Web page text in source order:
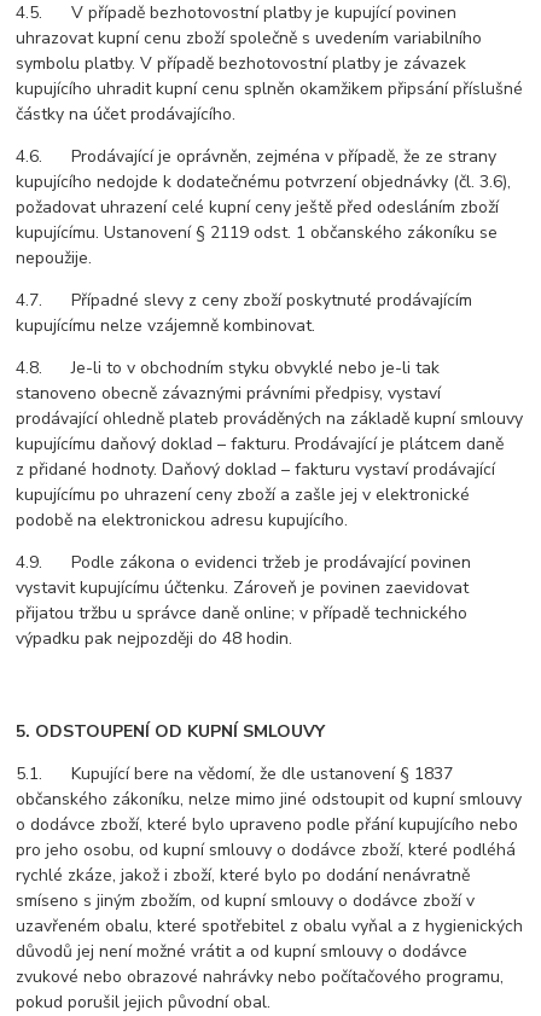
4.5. V případě bezhotovostní platby je kupující povinen
uhrazovat kupní cenu zboží společně s uvedením variabilního
symbolu platby. V případě bezhotovostní platby je závazek
kupujícího uhradit kupní cenu splněn okamžikem připsání příslušné
částky na účet prodávajícího.
4.6. Prodávající je oprávněn, zejména v případě, že ze strany
kupujícího nedojde k dodatečnému potvrzení objednávky (čl. 3.6),
požadovat uhrazení celé kupní ceny ještě před odesláním zboží
kupujícímu. Ustanovení § 2119 odst. 1 občanského zákoníku se
nepoužije.
4.7. Případné slevy z ceny zboží poskytnuté prodávajícím
kupujícímu nelze vzájemně kombinovat.
4.8. Je-li to v obchodním styku obvyklé nebo je-li tak
stanoveno obecně závaznými právními předpisy, vystaví
prodávající ohledně plateb prováděných na základě kupní smlouvy
kupujícímu daňový doklad – fakturu. Prodávající je plátcem daně
z přidané hodnoty. Daňový doklad – fakturu vystaví prodávající
kupujícímu po uhrazení ceny zboží a zašle jej v elektronické
podobě na elektronickou adresu kupujícího.
4.9. Podle zákona o evidenci tržeb je prodávající povinen
vystavit kupujícímu účtenku. Zároveň je povinen zaevidovat
přijatou tržbu u správce daně online; v případě technického
výpadku pak nejpozději do 48 hodin.
5. ODSTOUPENÍ OD KUPNÍ SMLOUVY
5.1. Kupující bere na vědomí, že dle ustanovení § 1837
občanského zákoníku, nelze mimo jiné odstoupit od kupní smlouvy
o dodávce zboží, které bylo upraveno podle přání kupujícího nebo
pro jeho osobu, od kupní smlouvy o dodávce zboží, které podléhá
rychlé zkáze, jakož i zboží, které bylo po dodání nenávratně
smíseno s jiným zbožím, od kupní smlouvy o dodávce zboží v
uzavřeném obalu, které spotřebitel z obalu vyňal a z hygienických
důvodů jej není možné vrátit a od kupní smlouvy o dodávce
zvukové nebo obrazové nahrávky nebo počítačového programu,
pokud porušil jejich původní obal.